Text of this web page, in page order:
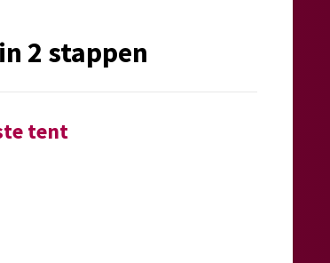
2 stappen
tent